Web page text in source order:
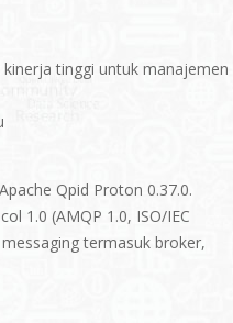
tinggi untuk manajemen
Qpid Proton 0.37.0.
1.0 (AMQP 1.0, ISO/IEC
termasuk broker,